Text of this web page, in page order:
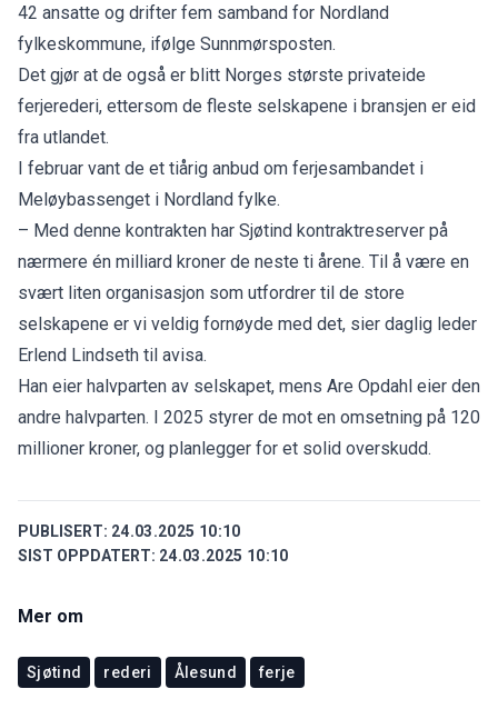
42 ansatte og drifter fem samband for Nordland
fylkeskommune, ifølge Sunnmørsposten.
Det gjør at de også er blitt Norges største privateide
ferjerederi, ettersom de fleste selskapene i bransjen er eid
fra utlandet.
I februar vant de et tiårig anbud om ferjesambandet i
Meløybassenget i Nordland fylke.
– Med denne kontrakten har Sjøtind kontraktreserver på
nærmere én milliard kroner de neste ti årene. Til å være en
svært liten organisasjon som utfordrer til de store
selskapene er vi veldig fornøyde med det, sier daglig leder
Erlend Lindseth til avisa.
Han eier halvparten av selskapet, mens Are Opdahl eier den
andre halvparten. I 2025 styrer de mot en omsetning på 120
millioner kroner, og planlegger for et solid overskudd.
PUBLISERT: 24.03.2025 10:10
SIST OPPDATERT: 24.03.2025 10:10
Mer om
Sjøtind rederi Ålesund ferje